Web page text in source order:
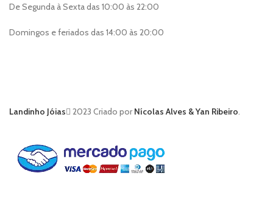
De Segunda à Sexta das 10:00 às 22:00
Domingos e feriados das 14:00 às 20:00
Landinho Jóias 2023 Criado porNícolas Alves & Yan Ribeiro.